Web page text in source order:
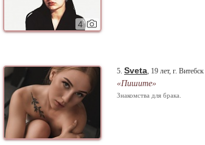
4
5. Sveta, 19 лет, г.
«Пишите»
Знакомства для брака.